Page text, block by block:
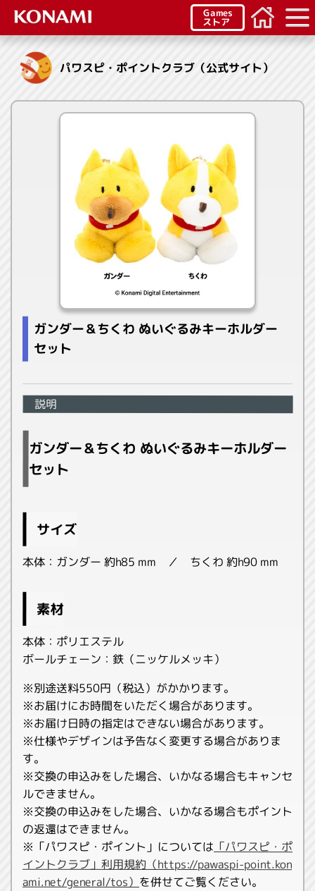
Games
ストア
パワスピ・ポイントクラブ（公式サイト）
ガンダー＆ちくわ ぬいぐるみキーホルダー
セット
説明
ガンダー＆ちくわ ぬいぐるみキーホルダー
セット
サイズ
本体：ガンダー 約h85 mm ／ ちくわ 約h90 mm
素材
本体：ポリエステル
ボールチェーン：鉄（ニッケルメッキ）
※別途送料550円（税込）がかかります。
※お届けにお時間をいただく場合があります。
※お届け日時の指定はできない場合があります。
※仕様やデザインは予告なく変更する場合がありま
す。
※交換の申込みをした場合、いかなる場合もキャンセ
ルできません。
※交換の申込みをした場合、いかなる場合もポイント
の返還はできません。
※「パワスピ・ポイント」については 「パワスピ・ポ
イントクラブ」利用規約（https://pawaspi-point.kon
ami.net/general/tos） を併せてご覧ください。